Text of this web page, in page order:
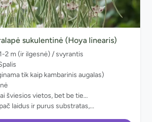
sukulentinė (Hoya linearis)
1-2 m (ir ilgesnė) / svyrantis
tik kaip kambarinis augalas)
šviesios vietos, bet be tie...
laidus ir purus substratas,...